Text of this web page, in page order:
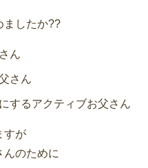
ましたか??
ん
さん
するアクティブお父さん
すが
んのために